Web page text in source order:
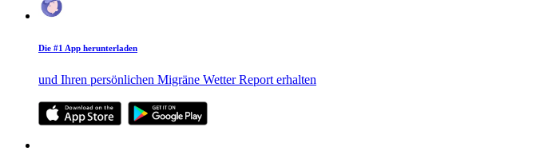
Die #1 App herunterladen
und Ihren persönlichen Migräne Wetter Report erhalten